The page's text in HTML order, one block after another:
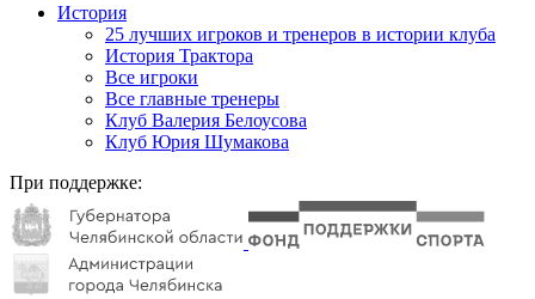
История
25 лучших игроков и тренеров в истории клуба
История Трактора
Все игроки
Все главные тренеры
Клуб Валерия Белоусова
Клуб Юрия Шумакова
При поддержке: